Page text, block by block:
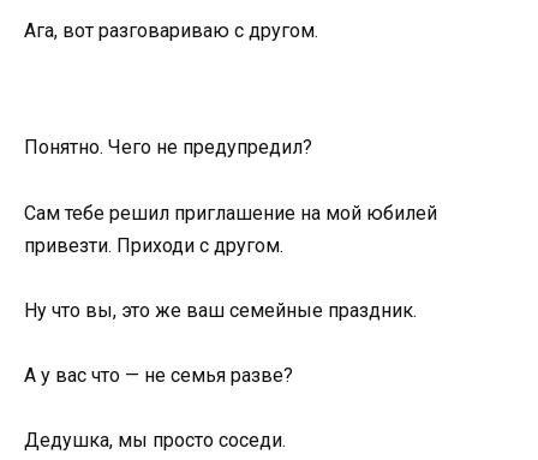
Ага, вот разговариваю с другом.
Понятно. Чего не предупредил?
Сам тебе решил приглашение на мой юбилей
привезти. Приходи с другом.
Ну что вы, это же ваш семейные праздник.
А у вас что — не семья разве?
Дедушка, мы просто соседи.